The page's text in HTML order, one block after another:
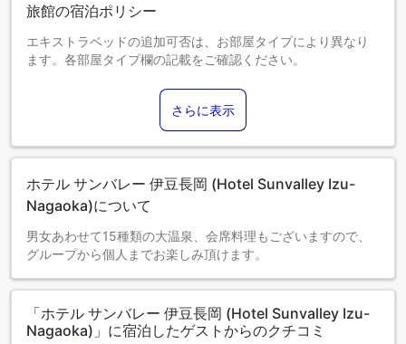
旅館の宿泊ポリシー
エキストラベッドの追加可否は、お部屋タイプにより異なり
ます。各部屋タイプ欄の記載をご確認ください。
さらに表示
ホテル サンバレー 伊豆長岡 (Hotel Sunvalley Izu-
Nagaoka)について
男女あわせて15種類の大温泉、会席料理もございますので、
グループから個人までお楽しみ頂けます。
「ホテル サンバレー 伊豆長岡 (Hotel Sunvalley Izu-
Nagaoka)」に宿泊したゲストからのクチコミ